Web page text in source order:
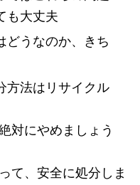
も大丈夫
どうなのか、きち
方法はリサイクル
対にやめましょう
て、安全に処分しま